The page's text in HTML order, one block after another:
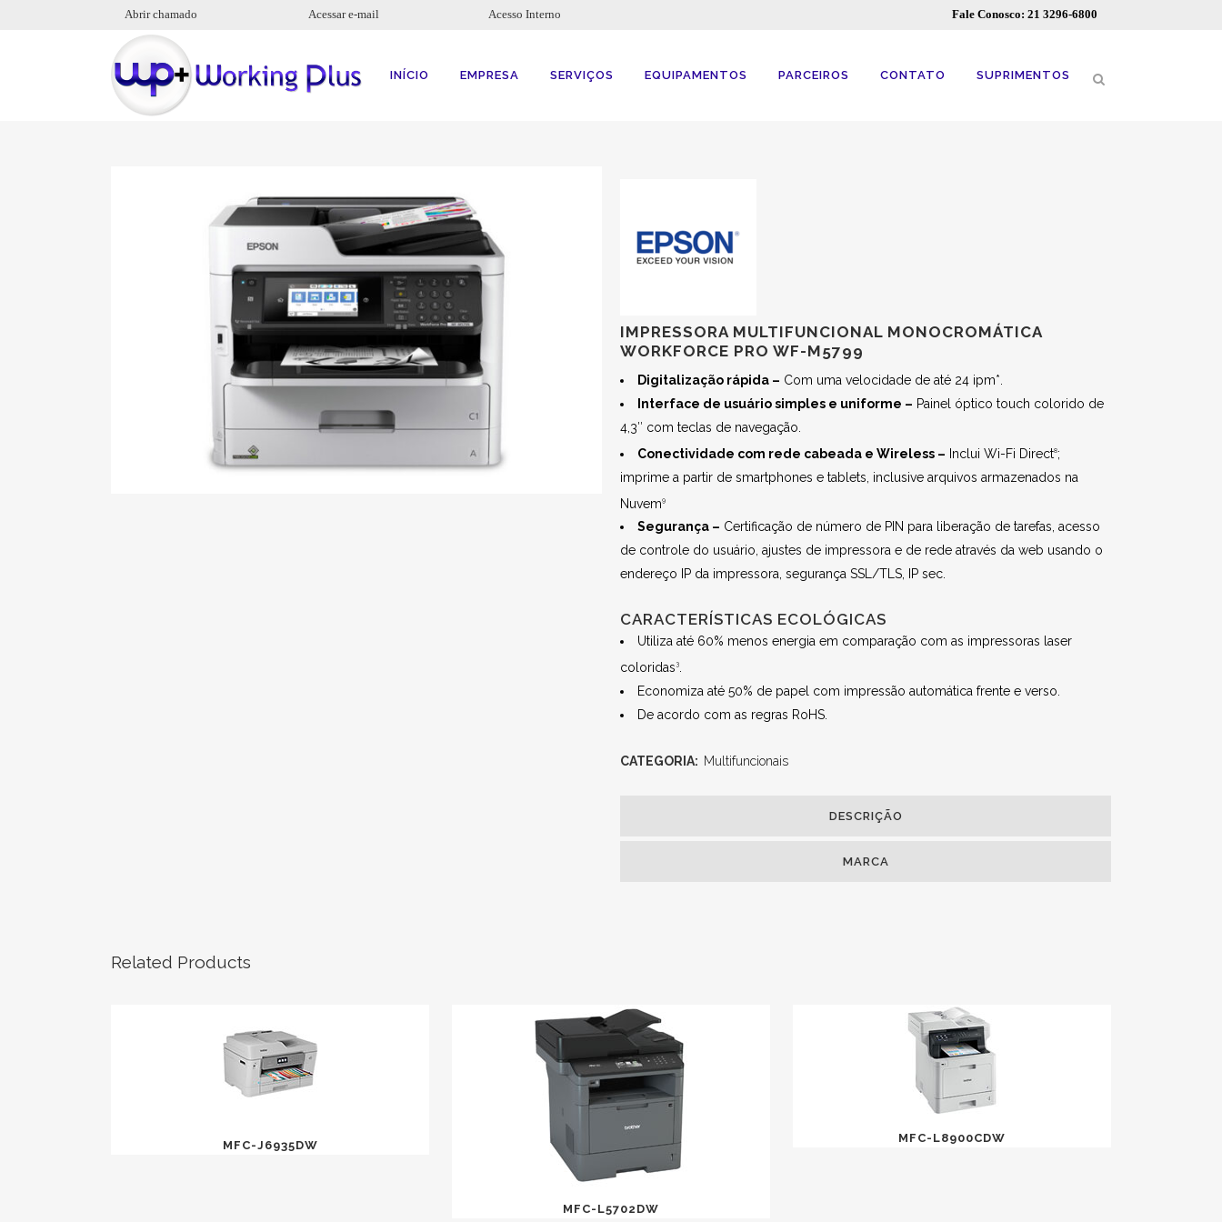
Abrir chamado Acessar e-mail Acesso Interno Fale Conosco: 21 3296-6800
INÍCIO EMPRESA SERVIÇOS EQUIPAMENTOS PARCEIROS CONTATO SUPRIMENTOS
IMPRESSORA MULTIFUNCIONAL MONOCROMÁTICA
WORKFORCE PRO WF-M5799
Digitalização rápida – Com uma velocidade de até 24 ipm*.
Interface de usuário simples e uniforme – Painel óptico touch colorido de
4,3″ com teclas de navegação.
Conectividade com rede cabeada e Wireless – Inclui Wi-Fi Direct8;
imprime a partir de smartphones e tablets, inclusive arquivos armazenados na
Nuvem9
Segurança – Certificação de número de PIN para liberação de tarefas, acesso
de controle do usuário, ajustes de impressora e de rede através da web usando o
endereço IP da impressora, segurança SSL/TLS, IP sec.
CARACTERÍSTICAS ECOLÓGICAS
Utiliza até 60% menos energia em comparação com as impressoras laser
coloridas3
Economiza até 50% de papel com impressão automática frente e verso.
De acordo com as regras RoHS.
CATEGORIA: Multifuncionais
DESCRIÇÃO
MARCA
Related Products
MFC-J6935DW
MFC-L5702DW
MFC-L8900CDW